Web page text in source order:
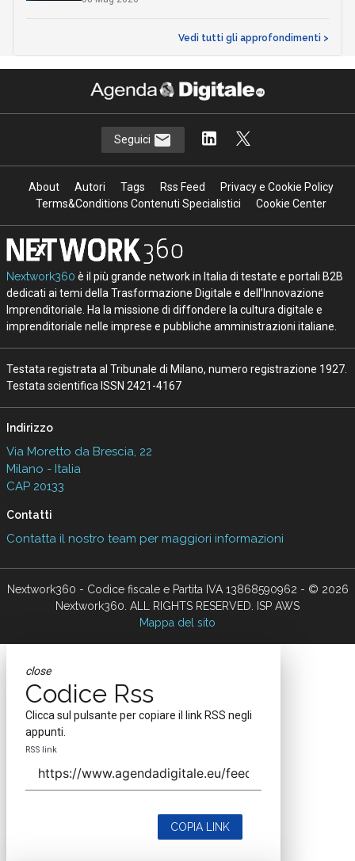
Vedi tutti gli approfondimenti >
Seguici
About Autori Tags Rss Feed
Privacy e Cookie Policy
Terms&Conditions Contenuti Specialistici
Cookie Center
Nextwork360 è il più grande network in Italia di testate e portali B2B
dedicati ai temi della Trasformazione Digitale e dell’Innovazione
Imprenditoriale. Ha la missione di diffondere la cultura digitale e
imprenditoriale nelle imprese e pubbliche amministrazioni italiane.
Testata registrata al Tribunale di Milano, numero registrazione 1927.
Testata scientifica ISSN 2421-4167
Indirizzo
Via Moretto da Brescia, 22
Milano - Italia
CAP 20133
Contatti
Contatta il nostro team per maggiori informazioni
Nextwork360 - Codice fiscale e Partita IVA 13868590962 - © 2026
Nextwork360. ALL RIGHTS RESERVED. ISP AWS
Mappa del sito
close
Codice Rss
Clicca sul pulsante per copiare il link RSS negli
appunti.
RSS link
COPIA LINK